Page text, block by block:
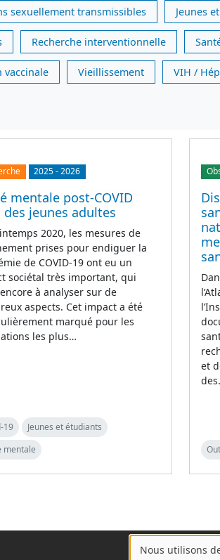
sexuellement transmissibles Jeunes
Recherche interventionnelle
vaccinale Vieillissement VIH /
2025-2026
mentale post-COVID
des jeunes adultes
2020, les mesures de
prises pour endiguer la
de COVID-19 ont eu un
sociétal très important, qui
à analyser sur de
aspects. Cet impact a été
marqué pour les
les plus…
19
Jeunes et étudiants
mentale
et
Nous utilisons